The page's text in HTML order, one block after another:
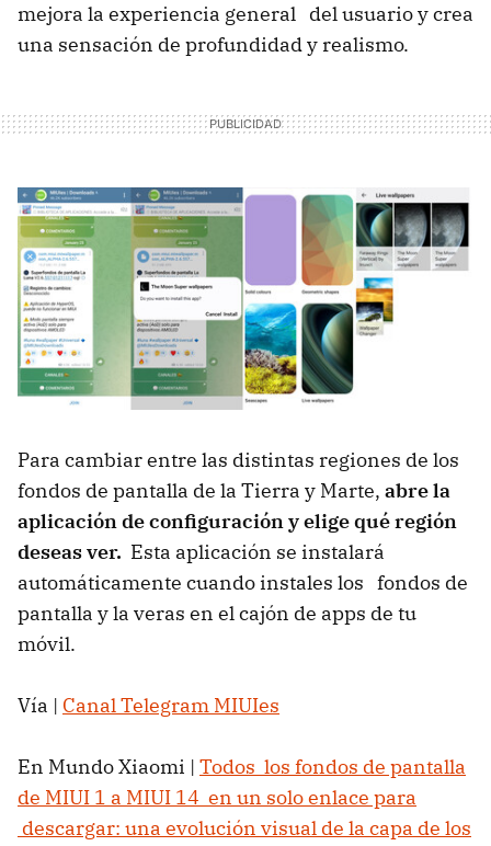
mejora la experiencia general del usuario y crea
una sensación de profundidad y realismo.
Para cambiar entre las distintas regiones de los
fondos de pantalla de la Tierra y Marte, abre la
aplicación de configuración y elige qué región
deseas ver. Esta aplicación se instalará
automáticamente cuando instales los fondos de
pantalla y la veras en el cajón de apps de tu
móvil.
Vía | Canal Telegram MIUIes
En Mundo Xiaomi | Todos los fondos de pantalla
de MIUI 1 a MIUI 14 en un solo enlace para
descargar: una evolución visual de la capa de los